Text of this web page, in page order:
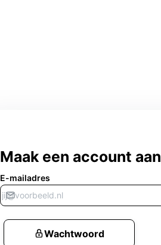
Maak een account aan
E-mailadres
Wachtwoord